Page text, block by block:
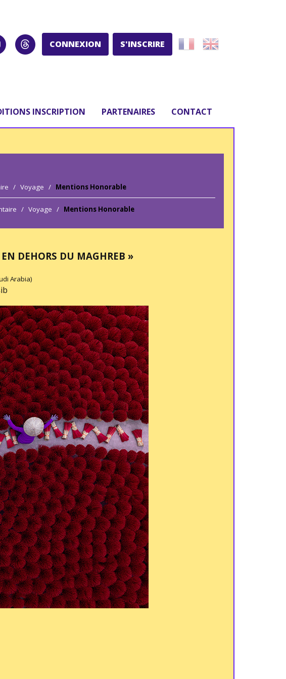
CONNEXION S'INSCRIRE
INSCRIPTION PARTENAIRES CONTACT
/ Voyage / Mentions Honorable
/ Voyage / Mentions Honorable
DEHORS DU MAGHREB »
Arabia)